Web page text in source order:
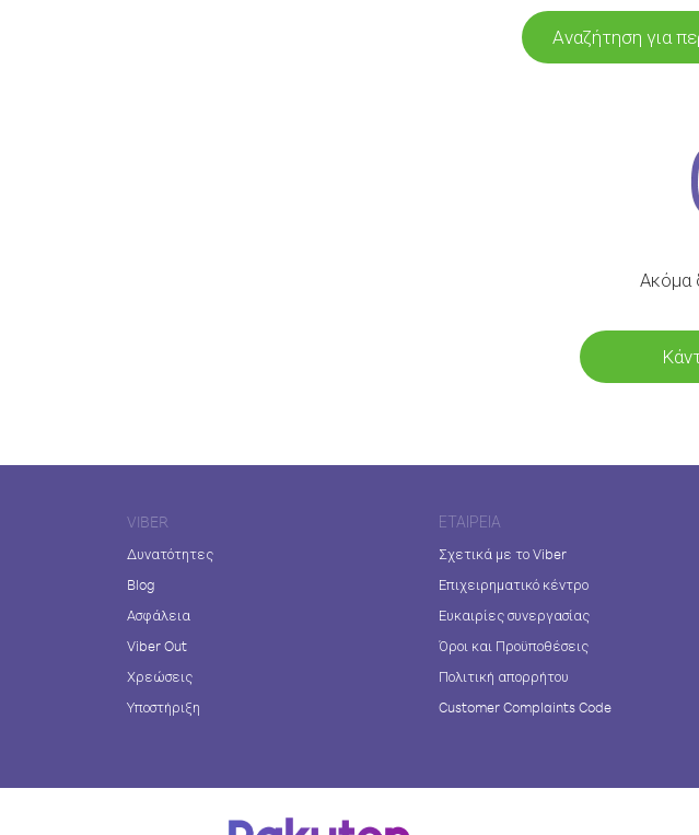
Αναζήτηση για
Ακόμα
VIBER
Δυνατότητες
Blog
Ασφάλεια
Viber Out
Χρεώσεις
Υποστήριξη
ΕΤΑΙΡΕΊΑ
Σχετικά με το Viber
Επιχειρηματικό κέντρο
Ευκαιρίες συνεργασίας
Όροι και Προϋποθέσεις
Πολιτική απορρήτου
Customer Complaints Code